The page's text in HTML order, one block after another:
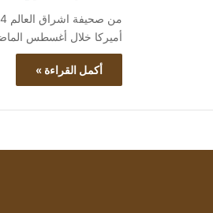
أميركا خلال أغسطس
أكمل القراءة »